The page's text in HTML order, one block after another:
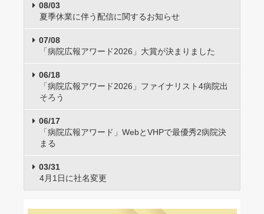
08/03
夏季休業に伴う配信に関するお知らせ
07/08
「病院広報アワード2026」大賞が決まりました
06/18
「病院広報アワード2026」ファイナリスト4病院出
そろう
06/17
「病院広報アワード」WebとVHPで最優秀2病院決
まる
03/31
4月1日に社名変更